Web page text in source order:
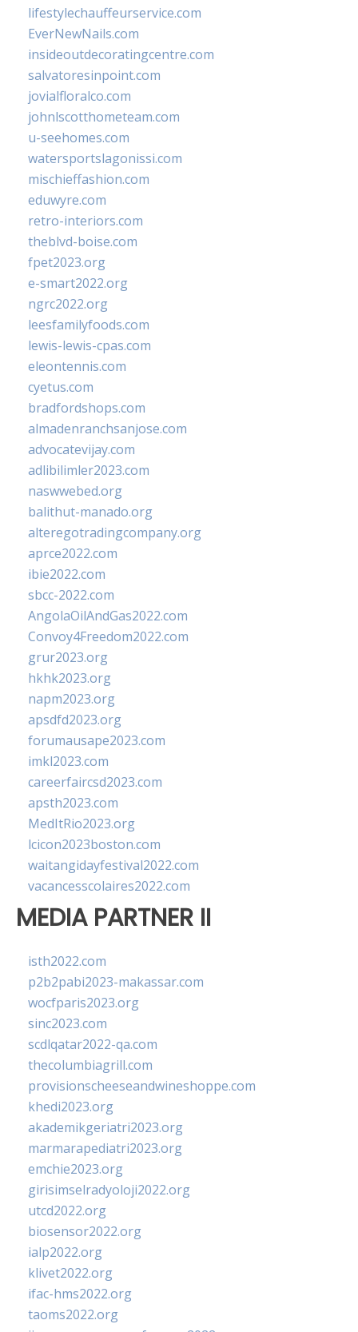
lifestylechauffeurservice.com
EverNewNails.com
insideoutdecoratingcentre.com
salvatoresinpoint.com
jovialfloralco.com
johnlscotthometeam.com
u-seehomes.com
watersportslagonissi.com
mischieffashion.com
eduwyre.com
retro-interiors.com
theblvd-boise.com
fpet2023.org
e-smart2022.org
ngrc2022.org
leesfamilyfoods.com
lewis-lewis-cpas.com
eleontennis.com
cyetus.com
bradfordshops.com
almadenranchsanjose.com
advocatevijay.com
adlibilimler2023.com
naswwebed.org
balithut-manado.org
alteregotradingcompany.org
aprce2022.com
ibie2022.com
sbcc-2022.com
AngolaOilAndGas2022.com
Convoy4Freedom2022.com
grur2023.org
hkhk2023.org
napm2023.org
apsdfd2023.org
forumausape2023.com
imkl2023.com
careerfaircsd2023.com
apsth2023.com
MedItRio2023.org
lcicon2023boston.com
waitangidayfestival2022.com
vacancesscolaires2022.com
MEDIA PARTNER II
isth2022.com
p2b2pabi2023-makassar.com
wocfparis2023.org
sinc2023.com
scdlqatar2022-qa.com
thecolumbiagrill.com
provisionscheeseandwineshoppe.com
khedi2023.org
akademikgeriatri2023.org
marmarapediatri2023.org
emchie2023.org
girisimselradyoloji2022.org
utcd2022.org
biosensor2022.org
ialp2022.org
klivet2022.org
ifac-hms2022.org
taoms2022.org